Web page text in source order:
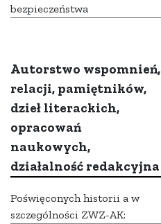
bezpieczeństwa
Autorstwo wspomnień,
relacji, pamiętników,
dzieł literackich,
opracowań
naukowych,
działalność redakcyjna
Poświęconych historii a w
szczególności ZWZ-AK: